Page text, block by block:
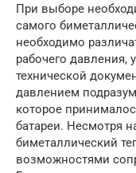
При выборе
самого
необходимо
рабочего давления,
технической
давлением
которое
батареи. Несмотря
биметаллический
возможностями